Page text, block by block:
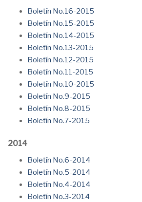
Boletín No.16-2015
Boletín No.15-2015
Boletín No.14-2015
Boletín No.13-2015
Boletín No.12-2015
Boletín No.11-2015
Boletín No.10-2015
Boletín No.9-2015
Boletín No.8-2015
Boletín No.7-2015
2014
Boletín No.6-2014
Boletín No.5-2014
Boletín No.4-2014
Boletín No.3-2014